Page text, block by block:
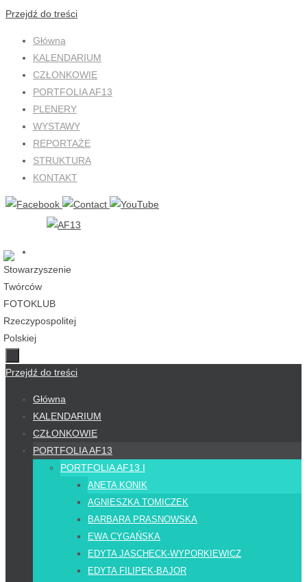
Przejdź do treści
Główna
KALENDARIUM
CZŁONKOWIE
PORTFOLIA AF13
PLENERY
WYSTAWY
REPORTAŻE
STRUKTURA
KONTAKT
Przejdź do treści
Główna
KALENDARIUM
CZŁONKOWIE
PORTFOLIA AF13
PORTFOLIA AF13 I
ANETA KONIK
AGNIESZKA TOMICZEK
BARBARA PRASNOWSKA
EWA CYGAŃSKA
EDYTA JASCHECK-WYPORKIEWICZ
EDYTA FILIPEK-BAJOR